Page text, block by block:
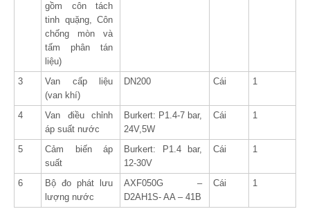
gồm côn tách
tinh quặng, Côn
chống mòn và
tấm phân tán
liệu)
3
Van cấp liệu
(van khí)
DN200 Cái 1
4
Van điều chỉnh
áp suất nước
Burkert: P1.4-7 bar,
24V,5W
Cái 1
5
Cảm biến áp
suất
Burkert: P1.4 bar,
12-30V
Cái 1
6
Bộ đo phát lưu
lượng nước
AXF050G –
D2AH1S- AA – 41B
Cái 1